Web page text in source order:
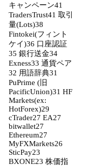
キャンペーン41
TradersTrust41 取引
量(Lots)38
Fintokei(フィント
ケイ)36 口座認証
35 銀行送金34
Exness33 通貨ペア
32 用語辞典31
PuPrime (旧
PacificUnion)31 HF
Markets(ex:
HotForex)29
cTrader27 EA27
bitwallet27
Ethereum27
MyFXMarkets26
SticPay23
BXONE23 株価指